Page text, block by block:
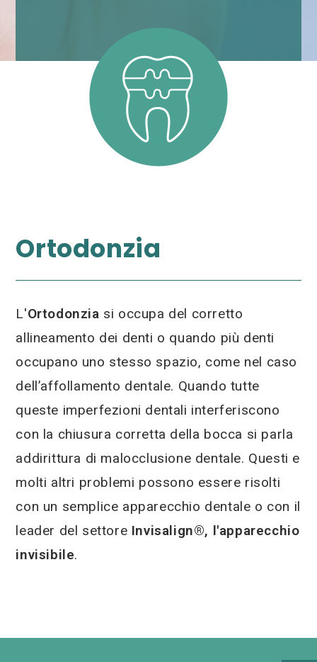
Ortodonzia
L'Ortodonzia si occupa del corretto
allineamento dei denti o quando più denti
occupano uno stesso spazio, come nel caso
dell’affollamento dentale. Quando tutte
queste imperfezioni dentali interferiscono
con la chiusura corretta della bocca si parla
addirittura di malocclusione dentale. Questi e
molti altri problemi possono essere risolti
con un semplice apparecchio dentale o con il
leader del settore Invisalign®, l'apparecchio
invisibile.